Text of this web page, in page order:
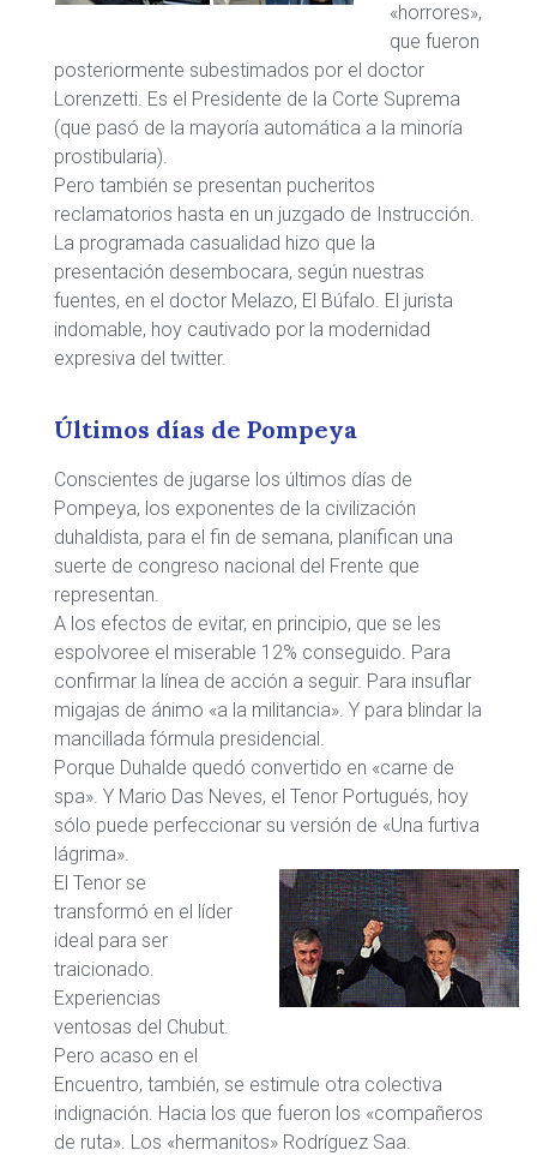
«horrores»,
que fueron
posteriormente subestimados por el doctor
Lorenzetti. Es el Presidente de la Corte Suprema
(que pasó de la mayoría automática a la minoría
prostibularia).
Pero también se presentan pucheritos
reclamatorios hasta en un juzgado de Instrucción.
La programada casualidad hizo que la
presentación desembocara, según nuestras
fuentes, en el doctor Melazo, El Búfalo. El jurista
indomable, hoy cautivado por la modernidad
expresiva del twitter.
Últimos días de Pompeya
Conscientes de jugarse los últimos días de
Pompeya, los exponentes de la civilización
duhaldista, para el fin de semana, planifican una
suerte de congreso nacional del Frente que
representan.
A los efectos de evitar, en principio, que se les
espolvoree el miserable 12% conseguido. Para
confirmar la línea de acción a seguir. Para insuflar
migajas de ánimo «a la militancia». Y para blindar la
mancillada fórmula presidencial.
Porque Duhalde quedó convertido en «carne de
spa». Y Mario Das Neves, el Tenor Portugués, hoy
sólo puede perfeccionar su versión de «Una furtiva
lágrima».
El Tenor se
transformó en el líder
ideal para ser
traicionado.
Experiencias
ventosas del Chubut.
Pero acaso en el
Encuentro, también, se estimule otra colectiva
indignación. Hacia los que fueron los «compañeros
de ruta». Los «hermanitos» Rodríguez Saa.